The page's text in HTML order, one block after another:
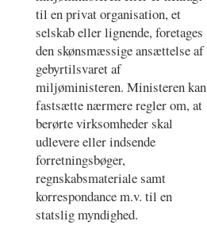
til en privat organisation, et
selskab eller lignende, foretages
den skønsmæssige ansættelse af
gebyrtilsvaret af
miljøministeren. Ministeren kan
fastsætte nærmere regler om, at
berørte virksomheder skal
udlevere eller indsende
forretningsbøger,
regnskabsmateriale samt
korrespondance m.v. til en
statslig myndighed.